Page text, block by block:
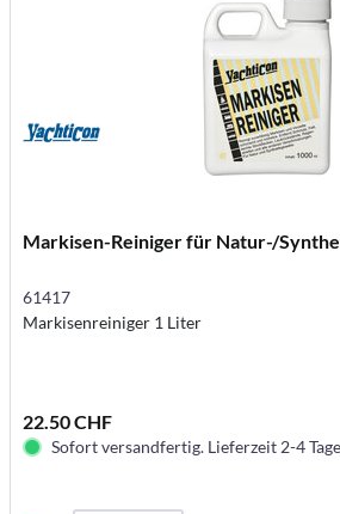
Markisen-Reiniger für Natur-/
61417
Markisenreiniger 1 Liter
22.50 CHF
Sofort versandfertig. Lieferzeit 2-4